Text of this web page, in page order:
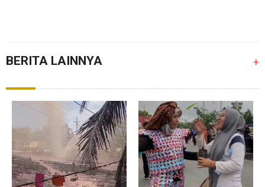
BERITA LAINNYA +